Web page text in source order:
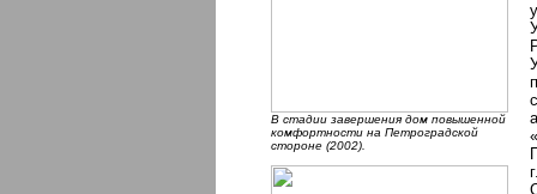
В стадии завершения дом повышенной
комфортности на Петроградской
стороне (2002).